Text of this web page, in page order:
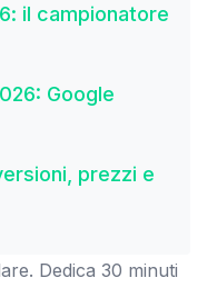
il campionatore
Google
prezzi e
Dedica 30 minuti